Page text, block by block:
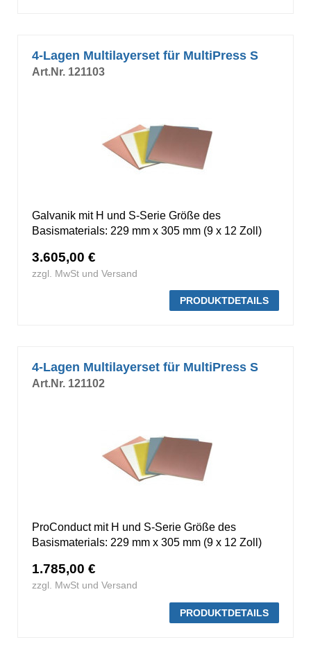
4-Lagen Multilayerset für MultiPress S
Art.Nr. 121103
Galvanik mit H und S-Serie Größe des
Basismaterials: 229 mm x 305 mm (9 x 12 Zoll)
3.605,00 €
zzgl. MwSt und Versand
PRODUKTDETAILS
4-Lagen Multilayerset für MultiPress S
Art.Nr. 121102
ProConduct mit H und S-Serie Größe des
Basismaterials: 229 mm x 305 mm (9 x 12 Zoll)
1.785,00 €
zzgl. MwSt und Versand
PRODUKTDETAILS